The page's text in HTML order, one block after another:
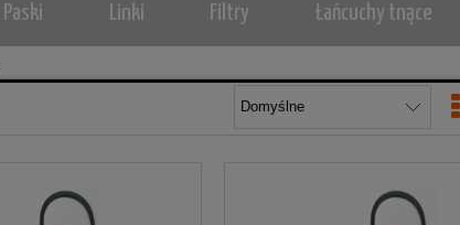
Paski Linki Filtry Łańcuchy tnące